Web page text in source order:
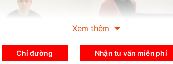
Xem thêm
Chỉ đường Nhận tư vấn miễn phí